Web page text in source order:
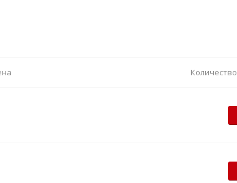
Количество